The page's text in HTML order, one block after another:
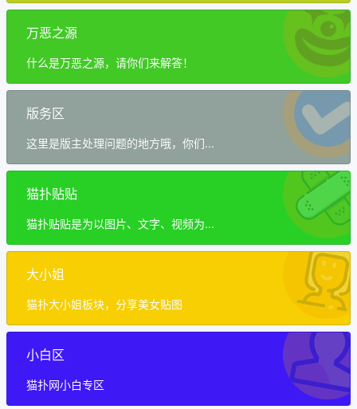
万恶之源
什么是万恶之源，请你们来解答！
版务区
这里是版主处理问题的地方哦，你们...
猫扑贴贴
猫扑贴贴是为以图片、文字、视频为...
大小姐
猫扑大小姐板块，分享美女贴图
小白区
猫扑网小白专区